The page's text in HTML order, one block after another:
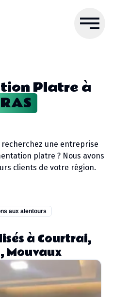
Platreà
recherchez une entreprise
platre ? Nous avons
clients de votre région.
aux alentours
à Courtrai,
Mouvaux